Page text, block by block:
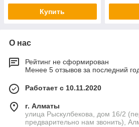
Купить
О нас
Рейтинг не сформирован
Менее 5 отзывов за последний
Работает с 10.11.2020
г. Алматы
улица Рыскулбекова, дом 16/2
предварительно нам звонить),